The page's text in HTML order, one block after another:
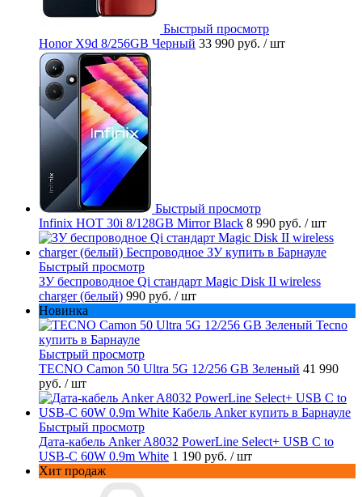
Быстрый просмотр
Honor X9d 8/256GB Черный 33 990 руб. / шт
Быстрый просмотр
Infinix HOT 30i 8/128GB Mirror Black 8 990 руб. / шт
Быстрый просмотр
ЗУ беспроводное Qi стандарт Magic Disk II wireless
charger (белый) 990 руб. / шт
Новинка
Быстрый просмотр
TECNO Camon 50 Ultra 5G 12/256 GB Зеленый 41 990
руб. / шт
Быстрый просмотр
Дата-кабель Anker A8032 PowerLine Select+ USB C to
USB-C 60W 0.9m White 1 190 руб. / шт
Хит продаж